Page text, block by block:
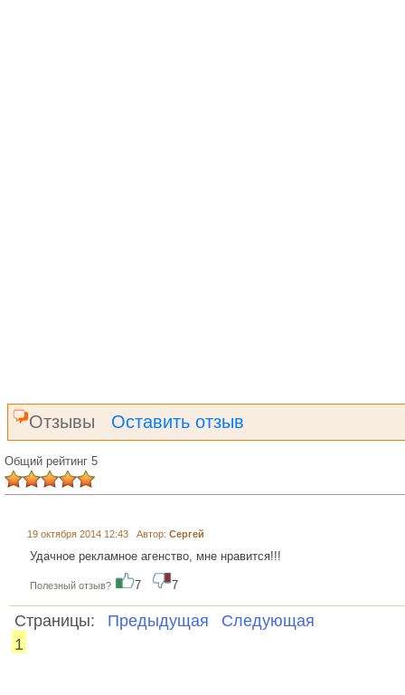
Отзывы Оставить отзыв
Общий рейтинг 5
19 октября 2014 12:43 Автор: Сергей
Удачное рекламное агенство, мне нравится!!!
Полезный отзыв? 7 7
Страницы: Предыдущая
Следующая
1